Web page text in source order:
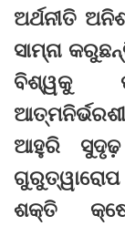
ଅର୍ଥନୀତି
ସାମ୍ନା
ବିଶ୍ୱକୁ
ଆହୁରି ସୁଦୃଢ଼
ଶକ୍ତି